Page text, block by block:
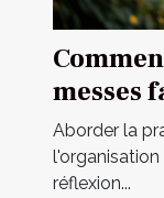
messes
Aborder la
réflexion...